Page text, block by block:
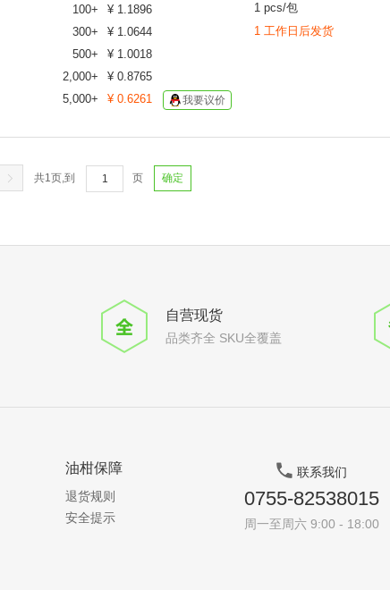
100+ ¥ 1.1896
300+ ¥ 1.0644
500+ ¥ 1.0018
2,000+ ¥ 0.8765
5,000+ ¥ 0.6261 我要议价
1 pcs/包
1 工作日后发货
共1页,到 页 确定
自营现货
品类齐全 SKU全覆盖
油柑保障
退货规则
安全提示
联系我们
0755-82538015
周一至周六 9:00 - 18:00